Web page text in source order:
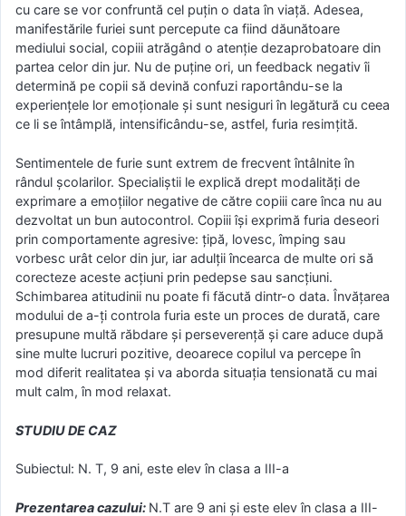
cu care se vor confruntă cel puțin o data în viață. Adesea,
manifestările furiei sunt percepute ca fiind dăunătoare
mediului social, copiii atrăgând o atenție dezaprobatoare din
partea celor din jur. Nu de puține ori, un feedback negativ îi
determină pe copii să devină confuzi raportându-se la
experiențele lor emoționale și sunt nesiguri în legătură cu ceea
ce li se întâmplă, intensificându-se, astfel, furia resimțită.
Sentimentele de furie sunt extrem de frecvent întâlnite în
rândul şcolarilor. Specialiştii le explică drept modalităţi de
exprimare a emoţiilor negative de către copiii care înca nu au
dezvoltat un bun autocontrol. Copiii îşi exprimă furia deseori
prin comportamente agresive: ţipă, lovesc, împing sau
vorbesc urât celor din jur, iar adulţii încearca de multe ori să
corecteze aceste acţiuni prin pedepse sau sancţiuni.
Schimbarea atitudinii nu poate fi făcută dintr-o data. Învățarea
modului de a-ți controla furia este un proces de durată, care
presupune multă răbdare și perseverență și care aduce după
sine multe lucruri pozitive, deoarece copilul va percepe în
mod diferit realitatea și va aborda situația tensionată cu mai
mult calm, în mod relaxat.
STUDIU DE CAZ
Subiectul: N. T, 9 ani, este elev în clasa a III-a
Prezentarea cazului: N.T are 9 ani și este elev în clasa a III-